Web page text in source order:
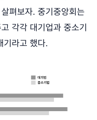
펴보자. 중기중앙회는
각각 대기업과 중소기
기라고 했다.